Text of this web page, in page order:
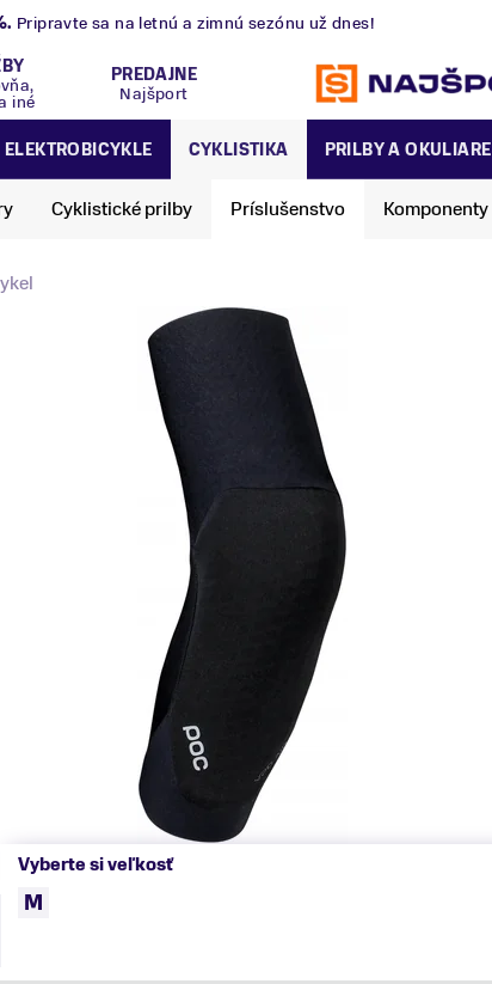
. Pripravte sa na letnú a zimnú sezónu už dnes!
iné
PREDAJNE
Najšport
ELEKTROBICYKLE CYKLISTIKA PRILBY A OKULIARE
Cyklistické prilby Príslušenstvo Komponenty
Vyberte si veľkosť
M